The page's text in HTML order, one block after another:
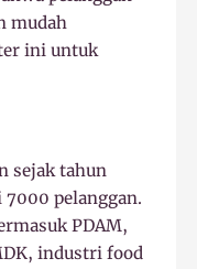
mudah
ini untuk
sejak tahun
pelanggan.
PDAM,
industri food